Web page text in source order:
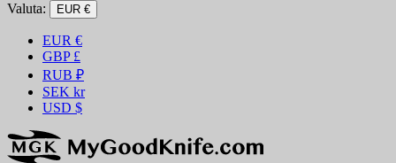
Valuta: EUR €
EUR €
GBP £
RUB ₽
SEK kr
USD $